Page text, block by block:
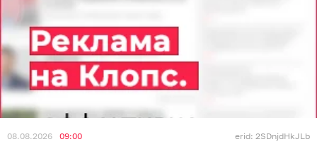
08.08.2026 09:00 erid: 2SDnjdHkJLb